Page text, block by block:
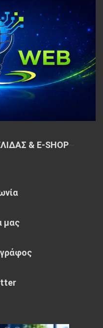
& E-SHOP~
μας